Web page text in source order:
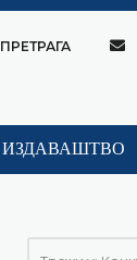
ПРЕТРАГА
ИЗДАВАШТВО